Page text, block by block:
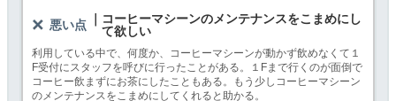
悪い点
｜コーヒーマシーンのメンテナンスをこまめにし
て欲しい
利用している中で、何度か、コーヒーマシーンが動かず飲めなくて１
F受付にスタッフを呼びに行ったことがある。１Fまで行くのが面倒で
コーヒー飲まずにお茶にしたこともある。もう少しコーヒーマシーン
のメンテナンスをこまめにしてくれると助かる。